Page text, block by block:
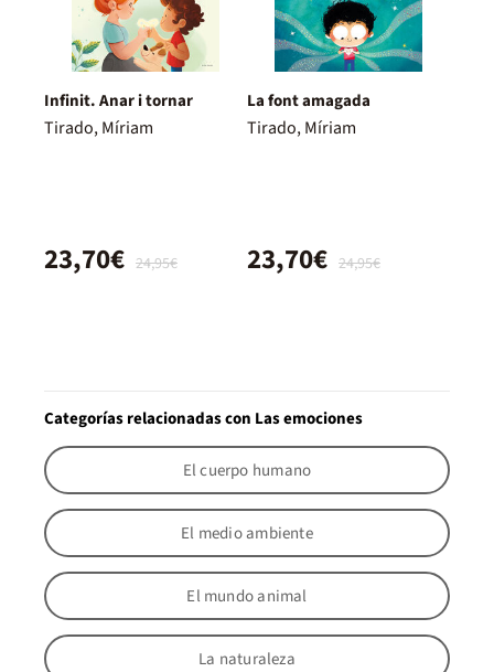
Infinit. Anar i tornar
Tirado, Míriam
24,95€
23,70€
La font amagada
Tirado, Míriam
24,95€
23,70€
Categorías relacionadas con Las emociones
El cuerpo humano
El medio ambiente
El mundo animal
La naturaleza